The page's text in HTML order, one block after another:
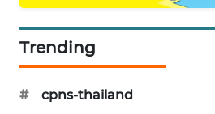
Trending
#
cpns-thailand
LAPAK
WAHANA
Wahana
Network